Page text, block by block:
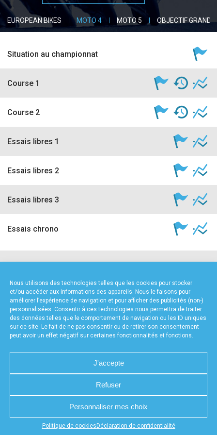
Nous utilisons des technologies telles que les cookies pour stocker
et/ou accéder aux informations des appareils. Nous le faisons pour
améliorer l’expérience de navigation et pour afficher des publicités (non-)
personnalisées. Consentir à ces technologies nous permettra de traiter
des données telles que le comportement de navigation ou les ID uniques
sur ce site. Le fait de ne pas consentir ou de retirer son consentement
peut avoir un effet négatif sur certaines fonctionnalités et fonctions.
J'accepte
Refuser
Personnaliser mes choix
Politique de cookies Déclaration de confidentialité
Appuyez sur le bouton partager en bas de votre
accéder à la billetterie
EUROPEAN BIKES MOTO 4 MOTO 5 OBJECTIF GRAND
Situation au championnat
Course 1
Course 2
Essais libres 1
Essais libres 2
Essais libres 3
Essais chrono
CHARTE DE CONFIDENTIALITÉ
NOUS CONTACTER
POLITIQUE DE COOKIES (UE)
DÉCLARATION DE CONFIDENTIALITÉ (UE)